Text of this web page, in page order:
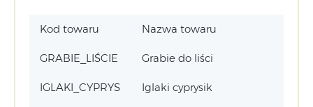
Kod towaru Nazwa towaru
GRABIE_LIŚCIE Grabie do liści
IGLAKI_CYPRYS Iglaki cyprysik